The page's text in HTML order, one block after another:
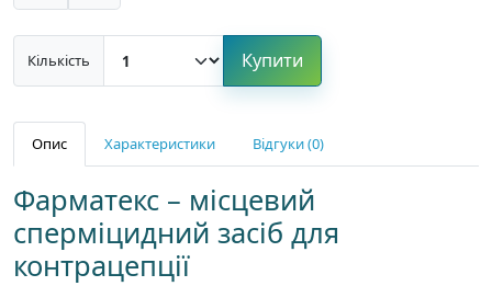
Кількість Купити
Опис Характеристики Відгуки (0)
Фарматекс – місцевий
сперміцидний засіб для
контрацепції